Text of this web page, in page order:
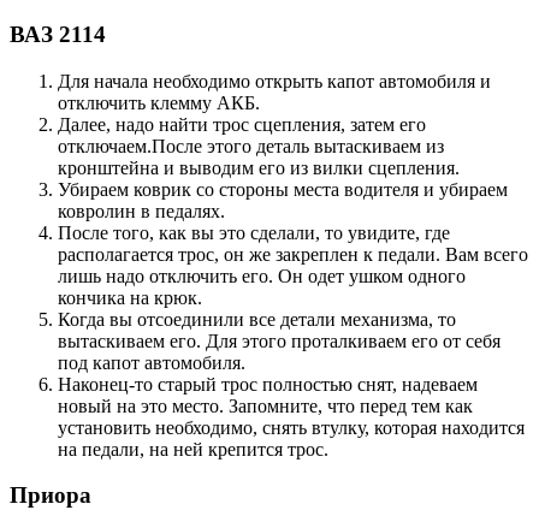
ВАЗ 2114
Для начала необходимо открыть капот автомобиля и
отключить клемму АКБ.
Далее, надо найти трос сцепления, затем его
отключаем.После этого деталь вытаскиваем из
кронштейна и выводим его из вилки сцепления.
Убираем коврик со стороны места водителя и убираем
ковролин в педалях.
После того, как вы это сделали, то увидите, где
располагается трос, он же закреплен к педали. Вам всего
лишь надо отключить его. Он одет ушком одного
кончика на крюк.
Когда вы отсоединили все детали механизма, то
вытаскиваем его. Для этого проталкиваем его от себя
под капот автомобиля.
Наконец-то старый трос полностью снят, надеваем
новый на это место. Запомните, что перед тем как
установить необходимо, снять втулку, которая находится
на педали, на ней крепится трос.
Приора